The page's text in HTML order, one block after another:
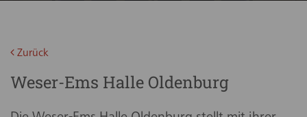
Zurück
Weser-Ems Halle Oldenburg